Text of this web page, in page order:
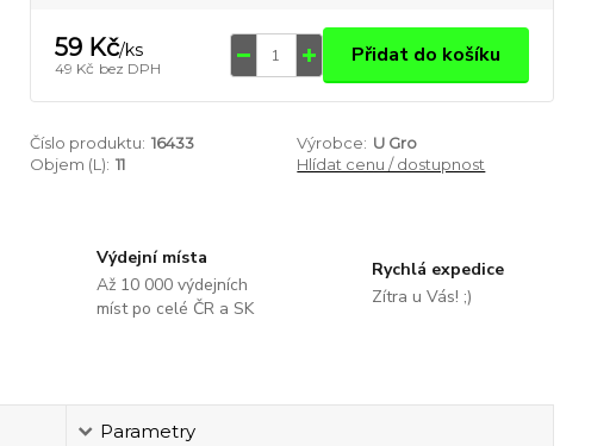
59 Kč/ks
49 Kč bez DPH Přidat do košíku
Číslo produktu: 16433 Výrobce: U Gro
Objem (L): 11 Hlídat cenu / dostupnost
Výdejní místa
Až 10 000 výdejních
míst po celé ČR a SK
Rychlá expedice
Zítra u Vás! ;)
Parametry